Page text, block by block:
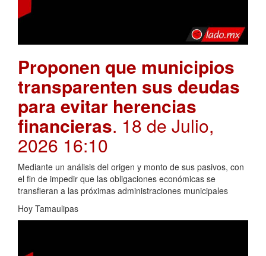
Proponen que municipios
transparenten sus deudas
para evitar herencias
financieras. 18 de Julio,
2026 16:10
Mediante un análisis del origen y monto de sus pasivos, con
el fin de impedir que las obligaciones económicas se
transfieran a las próximas administraciones municipales
Hoy Tamaulipas